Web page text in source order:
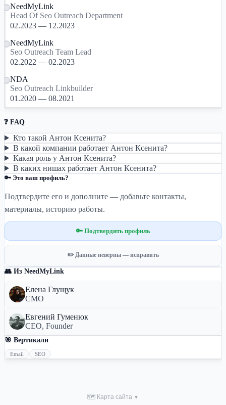
NeedMyLink
Head Of Seo Outreach Department
02.2023 — 12.2023
NeedMyLink
Seo Outreach Team Lead
02.2022 — 02.2023
NDA
Seo Outreach Linkbuilder
01.2020 — 08.2021
❓ FAQ
Кто такой Антон Ксенита?
В какой компании работает Антон Ксенита?
Какая роль у Антон Ксенита?
В каких нишах работает Антон Ксенита?
🔑 Это ваш профиль?
Подтвердите его и дополните — добавьте контакты,
материалы, историю работы.
🔑 Подтвердить профиль
✏️ Данные неверны — исправить
👥 Из NeedMyLink
Елена Глущук
СМО
Евгений Гуменюк
CEO, Founder
🎯 Вертикали
Email SEO
🗺 Карта сайта ▼